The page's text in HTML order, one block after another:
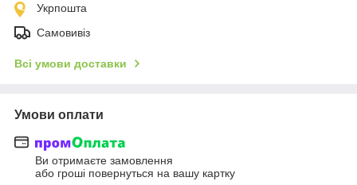
Укрпошта
Самовивіз
Всі умови доставки
Умови оплати
Ви отримаєте замовлення
або гроші повернуться на вашу картку